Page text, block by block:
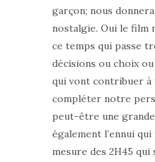
garçon; nous
nostalgie. Oui le
ce temps qui passe
décisions ou choix
qui vont contribuer
compléter notre
peut-être une grande
également l’ennui
mesure des 2H45